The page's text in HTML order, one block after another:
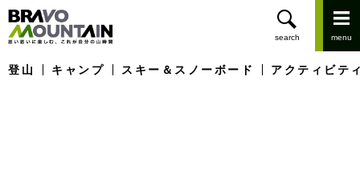
登山 キャンプ スキー＆スノーボード アクティビテ